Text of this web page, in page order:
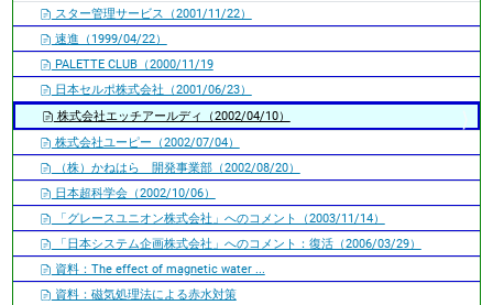
スター管理サービス（2001/11/22）
速進（1999/04/22）
PALETTE CLUB（2000/11/19
日本セルポ株式会社（2001/06/23）
株式会社エッチアールディ（2002/04/10）
株式会社ユーピー（2002/07/04）
（株）かねはら 開発事業部（2002/08/20）
日本超科学会（2002/10/06）
「グレースユニオン株式会社」へのコメント（2003/11/14）
「日本システム企画株式会社」へのコメント：復活（2006/03/29）
資料：The effect of magnetic water ...
資料：磁気処理法による赤水対策